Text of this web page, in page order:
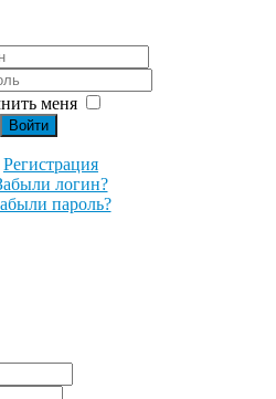
меня
Войти
Регистрация
логин?
пароль?